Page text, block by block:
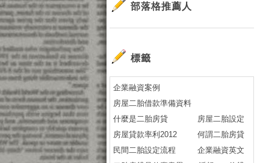
部落格推薦人
標籤
企業融資案例
房屋二胎借款準備資料
什麼是二胎房貸
房屋二胎設定
房屋貸款率利2012
何謂二胎房貸
民間二胎設定流程
企業融資英文